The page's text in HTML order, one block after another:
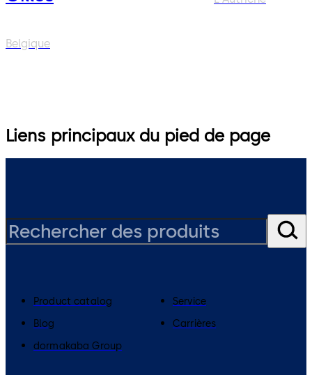
Belgique
Liens principaux du pied de page
Product catalog
Service
Blog
Carrières
dormakaba Group